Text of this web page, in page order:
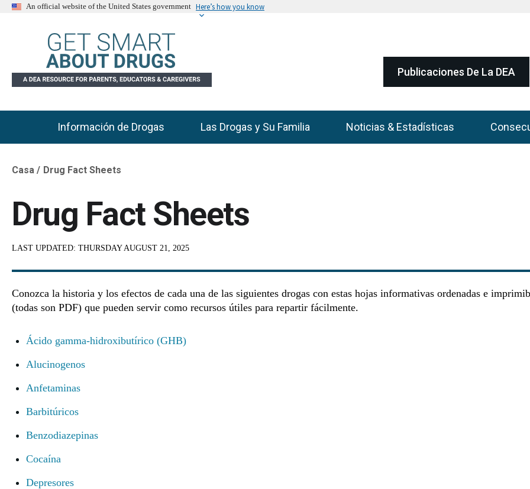
An official website of the United States government Here’s how you know
Publicaciones De La DEA
Main Menu
Información de Drogas Las Drogas y Su Familia Noticias & Estadísticas
Breadcrumb
Casa Drug Fact Sheets
Drug Fact Sheets
LAST UPDATED: THURSDAY AUGUST 21, 2025
Conozca la historia y los efectos de cada una de las siguientes drogas con estas hojas informativas ordenadas e
(todas son PDF) que pueden servir como recursos útiles para repartir fácilmente.
Ácido gamma-hidroxibutírico (GHB)
Alucinogenos
Anfetaminas
Barbitúricos
Benzodiazepinas
Cocaína
Depresores